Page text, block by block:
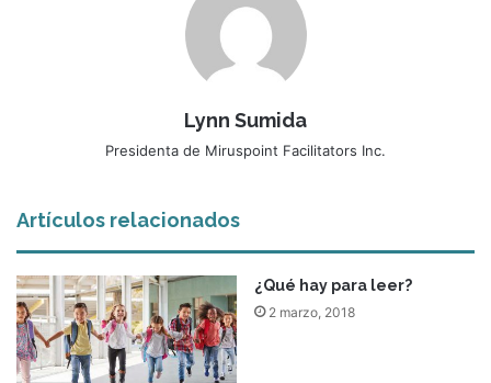
Lynn Sumida
Presidenta de Miruspoint Facilitators Inc.
Artículos relacionados
¿Qué hay para leer?
2 marzo, 2018